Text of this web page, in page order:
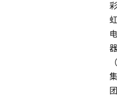
彩
虹
电
器
（
集
团